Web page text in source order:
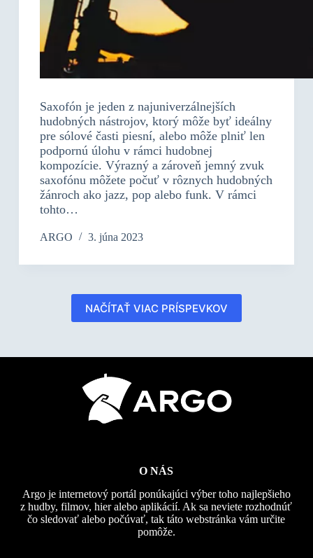
Saxofón je jeden z najuniverzálnejších
hudobných nástrojov, ktorý môže byť ideálny
pre sólové časti piesní, alebo môže plniť len
podpornú úlohu v rámci hudobnej
kompozície. Výrazný a zároveň jemný zvuk
saxofónu môžete počuť v rôznych hudobných
žánroch ako jazz, pop alebo funk. V rámci
tohto…
ARGO 3. júna 2023
NAČÍTAŤ VIAC PRÍSPEVKOV
O NÁS
Argo je internetový portál ponúkajúci výber toho najlepšieho
z hudby, filmov, hier alebo aplikácií. Ak sa neviete rozhodnúť
čo sledovať alebo počúvať, tak táto webstránka vám určite
pomôže.